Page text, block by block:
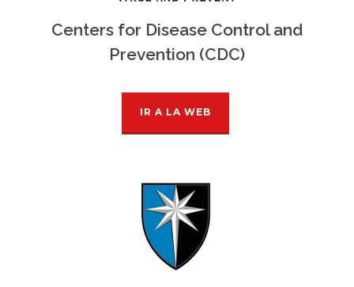
Centers for Disease Control and
Prevention (CDC)
IR A LA WEB